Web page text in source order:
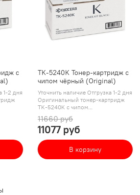
с
1-2 дня
TK-5240K Тонер-картридж с
чипом чёрный (Original)
Уточнить наличие Отгрузка 1-2 дня
Оригинальный тонер-картридж
TK-5240K с чипом...
11660 руб
11077 руб
В корзину